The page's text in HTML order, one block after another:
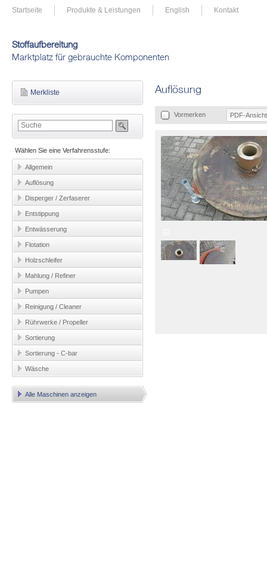
Startseite Produkte & Leistungen English Kontakt
Stoffaufbereitung
Marktplatz für gebrauchte Komponenten
Merkliste
Wählen Sie eine Verfahrensstufe:
Allgemein
Auflösung
Disperger / Zerfaserer
Entstippung
Entwässerung
Flotation
Holzschleifer
Mahlung / Refiner
Pumpen
Reinigung / Cleaner
Rührwerke / Propeller
Sortierung
Sortierung - C-bar
Wäsche
Alle Maschinen anzeigen
Auflösung
Vormerken PDF-Ansicht